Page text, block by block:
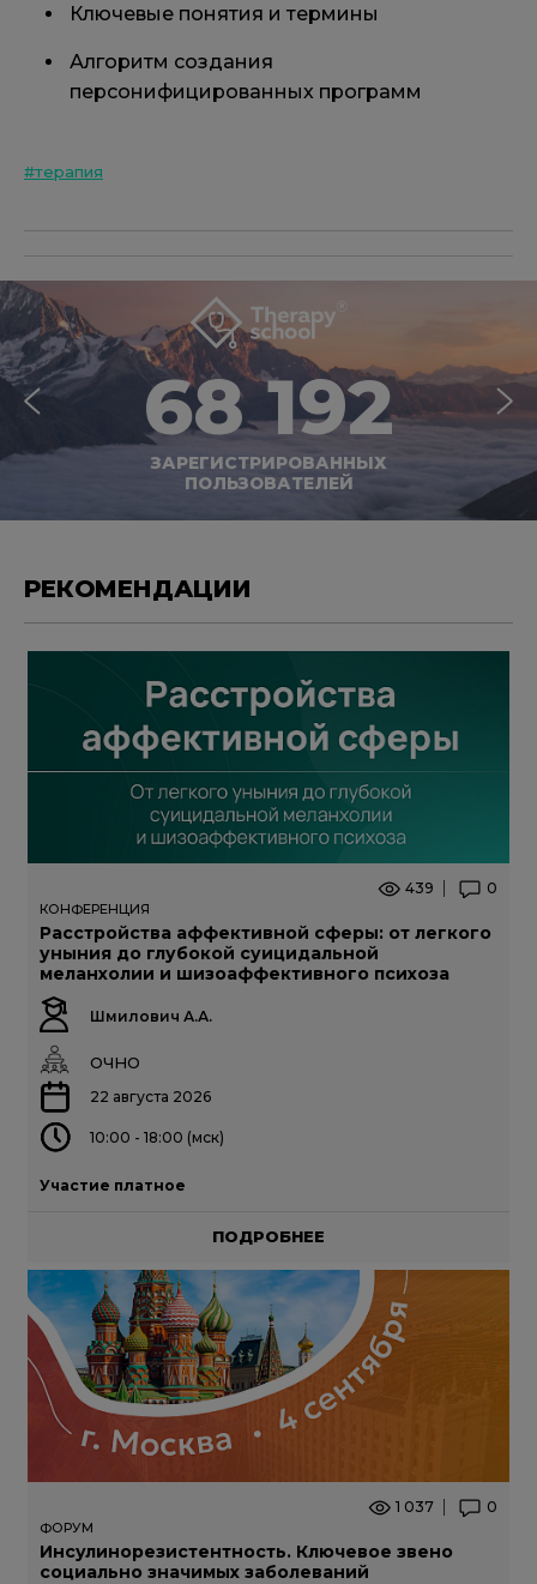
Ключевые понятия и термины
Алгоритм создания
персонифицированных программ
#терапия
68 192
ЗАРЕГИСТРИРОВАННЫХ
ПОЛЬЗОВАТЕЛЕЙ
РЕКОМЕНДАЦИИ
439 0
КОНФЕРЕНЦИЯ
Расстройства аффективной сферы: от легкого
уныния до глубокой суицидальной
меланхолии и шизоаффективного психоза
Шмилович А.А.
ОЧНО
22 августа 2026
10:00 - 18:00 (мск)
Участие платное
ПОДРОБНЕЕ
1 037 0
ФОРУМ
Инсулинорезистентность. Ключевое звено
социально значимых заболеваний